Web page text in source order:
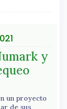
y
un proyecto
de sus